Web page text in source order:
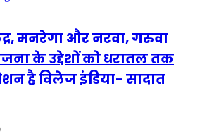
मनरेगा और नरवा, गरुवा
के उद्देशों को धरातल तक
है विलेज इंडिया- सादात